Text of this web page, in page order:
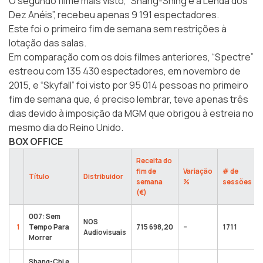
Dez Anéis”, recebeu apenas 9 191 espectadores.
Este foi o primeiro fim de semana sem restrições à
lotação das salas.
Em comparação com os dois filmes anteriores, “Spectre”
estreou com 135 430 espectadores, em novembro de
2015, e “Skyfall” foi visto por 95 014 pessoas no primeiro
fim de semana que, é preciso lembrar, teve apenas três
dias devido à imposição da MGM que obrigou à estreia no
mesmo dia do Reino Unido.
BOX OFFICE
Título Distribuidor
Receita do
fim de
semana
(€)
Variação
%
# de
sessões
1
007: Sem
Tempo Para
Morrer
NOS
Audiovisuais
715 698,20 – 1711